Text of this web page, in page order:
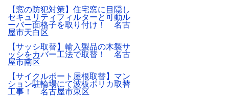
【窓の防犯対策】住宅窓に目隠し
セキュリティフィルターと可動ル
ーバー面格子を取り付け！ 名古
屋市天白区
【サッシ取替】輸入製品の木製サ
ッシをカバー工法で取替！ 名古
屋市南区
【サイクルポート屋根取替】マン
ション駐輪場にて波板ポリカ取替
工事！ 名古屋市東区